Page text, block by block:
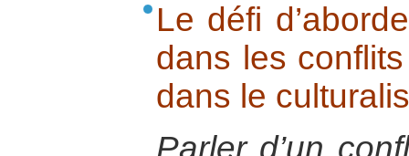
Le défi
dans les
dans le
Parler d’un